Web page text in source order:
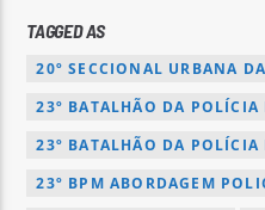
TAGGED AS
20º SECCIONAL URBANA
23º BATALHÃO DA POLÍCIA
23º BATALHÃO DA POLÍCIA
23º BPM ABORDAGEM